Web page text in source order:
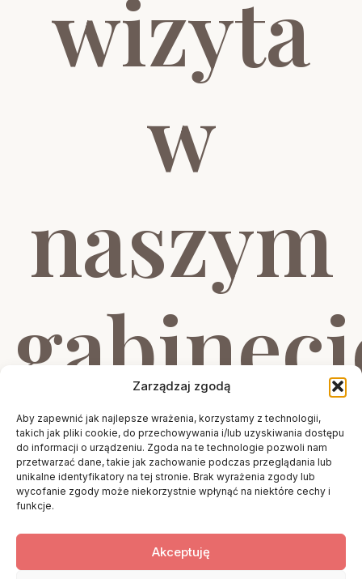
Zarządzaj zgodą
Aby zapewnić jak najlepsze wrażenia, korzystamy z technologii,
takich jak pliki cookie, do przechowywania i/lub uzyskiwania dostępu
do informacji o urządzeniu. Zgoda na te technologie pozwoli nam
przetwarzać dane, takie jak zachowanie podczas przeglądania lub
unikalne identyfikatory na tej stronie. Brak wyrażenia zgody lub
wycofanie zgody może niekorzystnie wpłynąć na niektóre cechy i
funkcje.
Akceptuję
wizyta
w
naszym
Pierwsza wizyta to najważniejszy etap
leczenia ortodontycznego. Podczas
spotkania lekarz dokładnie ocenia stan
zdrowia jamy ustnej, analizuje warunki
zgryzowe i planuje dalsze postępowanie.